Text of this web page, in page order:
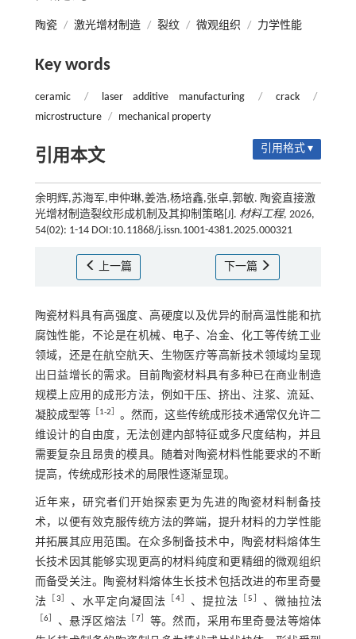
陶瓷 / 激光增材制造 / 裂纹 / 微观组织 / 力学性能
Key words
ceramic / laser additive manufacturing / crack
/
microstructure / mechanical property
引用本文 引用格式 ▾
余明辉,苏海军,申仲琳,姜浩,杨培鑫,张卓,郭敏. 陶瓷直接激
光增材制造裂纹形成机制及其抑制策略[J]. 材料工程, 2026,
54(02): 1-14 DOI:10.11868/j.issn.1001-4381.2025.000321
上一篇 下一篇
陶瓷材料具有高强度、高硬度以及优异的耐高温性能和抗
腐蚀性能，不论是在机械、电子、冶金、化工等传统工业
领域，还是在航空航天、生物医疗等高新技术领域均呈现
出日益增长的需求。目前陶瓷材料具有多种已在商业制造
规模上应用的成形方法，例如干压、挤出、注浆、流延、
凝胶成型等［ 1-2
。然而，这些传统成形技术通常仅允许二
维设计的自由度，无法创建内部特征或多尺度结构，并且
需要复杂且昂贵的模具。随着对陶瓷材料性能要求的不断
提高，传统成形技术的局限性逐渐显现。
近年来，研究者们开始探索更为先进的陶瓷材料制备技
术，以便有效克服传统方法的弊端，提升材料的力学性能
并拓展其应用范围。在众多制备技术中，陶瓷材料熔体生
长技术因其能够实现更高的材料纯度和更精细的微观组织
而备受关注。陶瓷材料熔体生长技术包括改进的布里奇曼
法
3 、水平定向凝固法 ［4 、提拉法 5 、微抽拉法
［6 、悬浮区熔法 7］ 等。然而，采用布里奇曼法等熔体